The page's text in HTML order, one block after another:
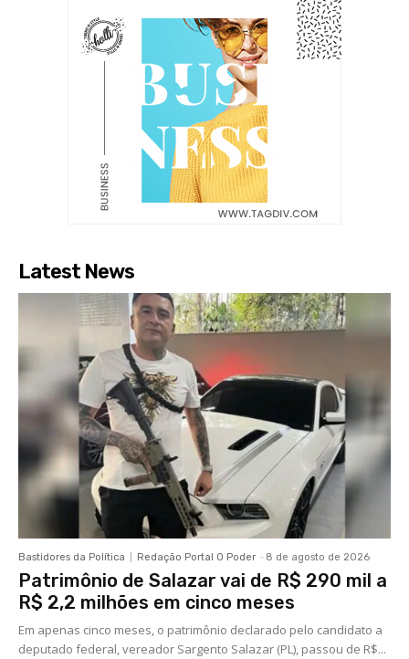
Latest News
Bastidores da Política Redação Portal O Poder - 8 de agosto de 2026
Patrimônio de Salazar vai de R$ 290 mil a
R$ 2,2 milhões em cinco meses
Em apenas cinco meses, o patrimônio declarado pelo candidato a
deputado federal, vereador Sargento Salazar (PL), passou de R$...